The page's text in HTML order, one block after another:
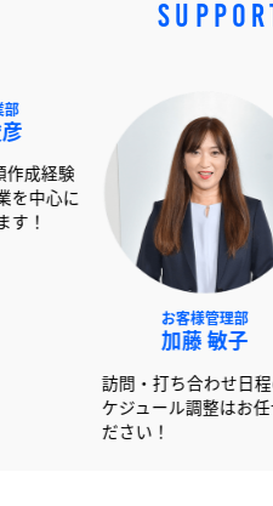
訪問・
ケジュ
社以上の書類作成経験
かし大手企業を中心に
ートしています！